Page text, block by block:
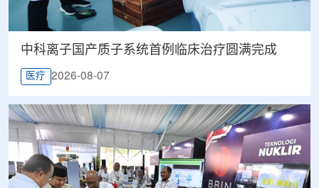
中科离子国产质子系统首例临床治疗圆满完成
医疗 2026-08-07